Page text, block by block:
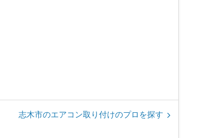
志木市のエアコン取り付けのプロを探す